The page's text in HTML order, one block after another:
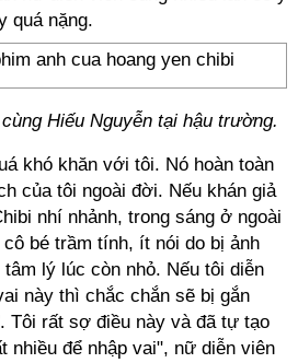
quá nặng.
Hiếu Nguyễn tại hậu trường.
khó khăn với tôi. Nó hoàn toàn
của tôi ngoài đời. Nếu khán giả
nhí nhảnh, trong sáng ở ngoài
bé trầm tính, ít nói do bị ảnh
lý lúc còn nhỏ. Nếu tôi diễn
này thì chắc chắn sẽ bị gắn
Tôi rất sợ điều này và đã tự tạo
nhiều để nhập vai", nữ diễn viên